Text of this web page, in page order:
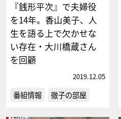
『銭形平次』で夫婦役
を14年。香山美子、人
生を語る上で欠かせな
い存在・大川橋蔵さん
を回顧
2019.12.05
番組情報 徹子の部屋